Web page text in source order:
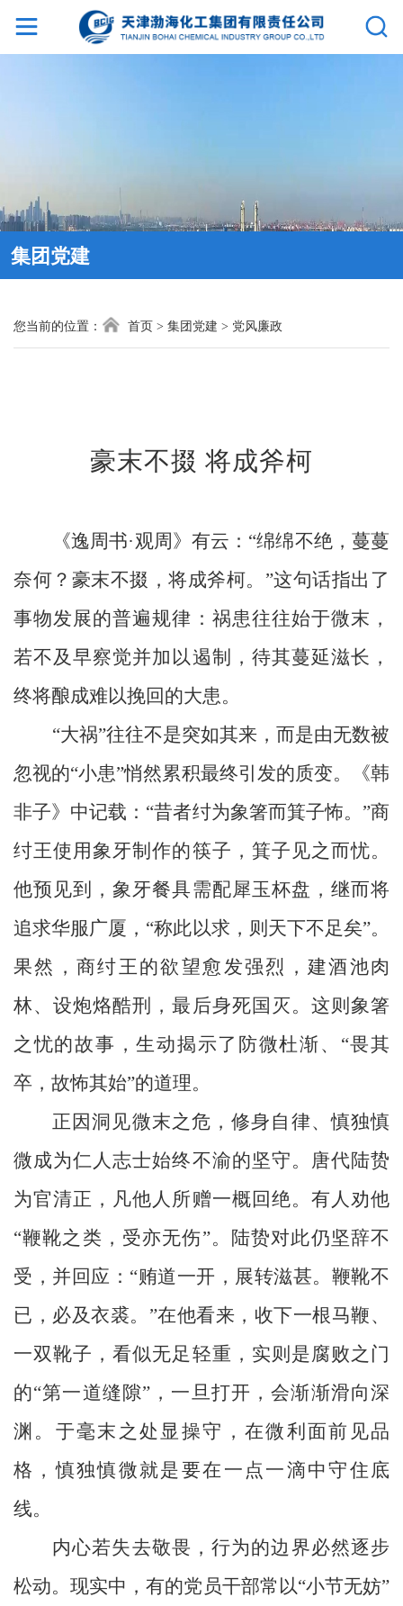
页
集
介
团
党
品
服
务
职
中
科
集团党建
您当前的位置： 首页 > 集团党建 > 党风廉政
豪末不掇 将成斧柯
《逸周书·观周》有云：“绵绵不绝，蔓蔓
奈何？豪末不掇，将成斧柯。”这句话指出了
事物发展的普遍规律：祸患往往始于微末，
若不及早察觉并加以遏制，待其蔓延滋长，
终将酿成难以挽回的大患。
“大祸”往往不是突如其来，而是由无数被
忽视的“小患”悄然累积最终引发的质变。《韩
非子》中记载：“昔者纣为象箸而箕子怖。”商
纣王使用象牙制作的筷子，箕子见之而忧。
他预见到，象牙餐具需配犀玉杯盘，继而将
追求华服广厦，“称此以求，则天下不足矣”。
果然，商纣王的欲望愈发强烈，建酒池肉
林、设炮烙酷刑，最后身死国灭。这则象箸
之忧的故事，生动揭示了防微杜渐、“畏其
卒，故怖其始”的道理。
正因洞见微末之危，修身自律、慎独慎
微成为仁人志士始终不渝的坚守。唐代陆贽
为官清正，凡他人所赠一概回绝。有人劝他
“鞭靴之类，受亦无伤”。陆贽对此仍坚辞不
受，并回应：“贿道一开，展转滋甚。鞭靴不
已，必及衣裘。”在他看来，收下一根马鞭、
一双靴子，看似无足轻重，实则是腐败之门
的“第一道缝隙”，一旦打开，会渐渐滑向深
渊。于毫末之处显操守，在微利面前见品
格，慎独慎微就是要在一点一滴中守住底
线。
内心若失去敬畏，行为的边界必然逐步
松动。现实中，有的党员干部常以“小节无妨”